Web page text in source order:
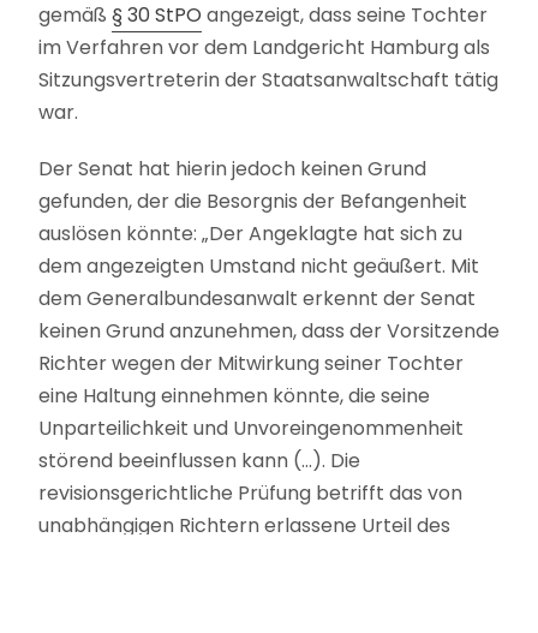
gemäß § 30 StPO angezeigt, dass seine Tochter
im Verfahren vor dem Landgericht Hamburg als
Sitzungsvertreterin der Staatsanwaltschaft tätig
war.
Der Senat hat hierin jedoch keinen Grund
gefunden, der die Besorgnis der Befangenheit
auslösen könnte: „Der Angeklagte hat sich zu
dem angezeigten Umstand nicht geäußert. Mit
dem Generalbundesanwalt erkennt der Senat
keinen Grund anzunehmen, dass der Vorsitzende
Richter wegen der Mitwirkung seiner Tochter
eine Haltung einnehmen könnte, die seine
Unparteilichkeit und Unvoreingenommenheit
störend beeinflussen kann (…). Die
revisionsgerichtliche Prüfung betrifft das von
unabhängigen Richtern erlassene Urteil des